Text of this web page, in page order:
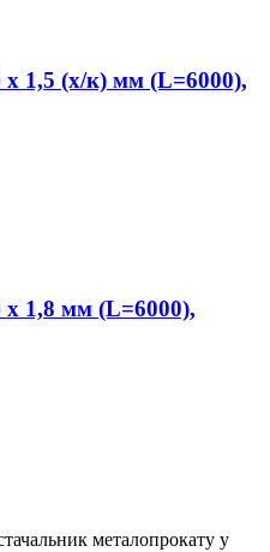
x 1,5 (х/к) мм (L=6000),
х 1,8 мм (L=6000),
металопрокату у